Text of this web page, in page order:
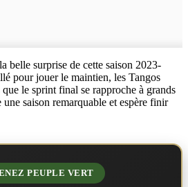
belle surprise de cette saison 2023-
pour jouer le maintien, les Tangos
le sprint final se rapproche à grands
saison remarquable et espère finir
PEUPLE VERT